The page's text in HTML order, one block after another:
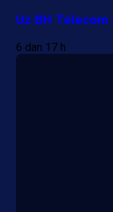
Uz BH
6 dan 17 h